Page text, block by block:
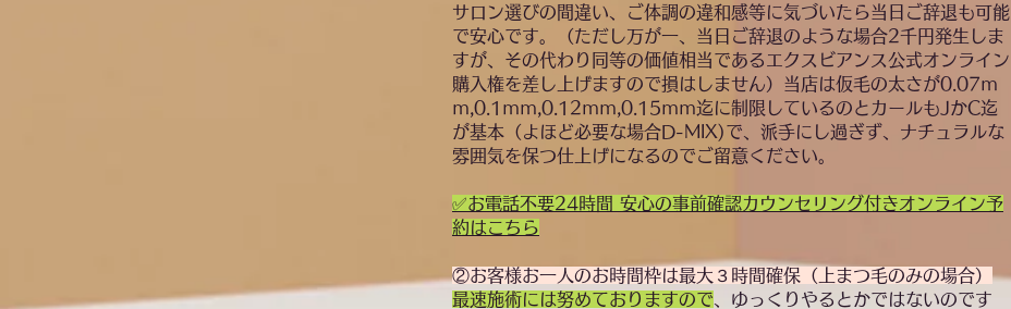
サロン選びの間違い、ご体調の違和感等に気づいたら当日ご辞退も可能
で安心です。（ただし万が一、当日ご辞退のような場合2千円発生しま
すが、その代わり同等の価値相当であるエクスビアンス公式オンライン
購入権を差し上げますので損はしません）当店は仮毛の太さが0.07ｍ
ｍ,0.1ｍｍ,0.12ｍｍ,0.15ｍｍ迄に制限しているのとカールもJかC迄
が基本（よほど必要な場合D-MIX)で、派手にし過ぎず、ナチュラルな
雰囲気を保つ仕上げになるのでご留意ください。
​✅お電話不要24時間 安心の事前確認カウンセリング付きオンライン予
約はこちら
②お客様お一人のお時間枠は最大３時間確保（上まつ毛のみの場合）
最速施術には努めておりますので 、ゆっくりやるとかではないのです